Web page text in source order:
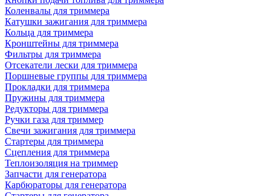
Коленвалы для триммера
Катушки зажигания для триммера
Кольца для триммера
Кронштейны для триммера
Фильтры для триммера
Отсекатели лески для триммера
Поршневые группы для триммера
Прокладки для триммера
Пружины для триммера
Редукторы для триммера
Ручки газа для триммер
Свечи зажигания для триммера
Стартеры для триммера
Сцепления для триммера
Теплоизоляция на триммер
Запчасти для генератора
Карбюраторы для генератора